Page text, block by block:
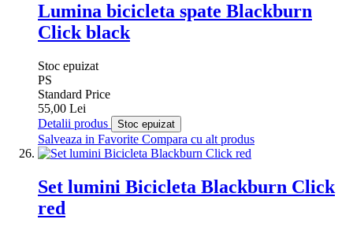
Lumina bicicleta spate Blackburn
Click black
Stoc epuizat
PS
Standard Price
55,00 Lei
Detalii produs
Stoc epuizat
Salveaza in Favorite Compara cu alt produs
Set lumini Bicicleta Blackburn Click
red